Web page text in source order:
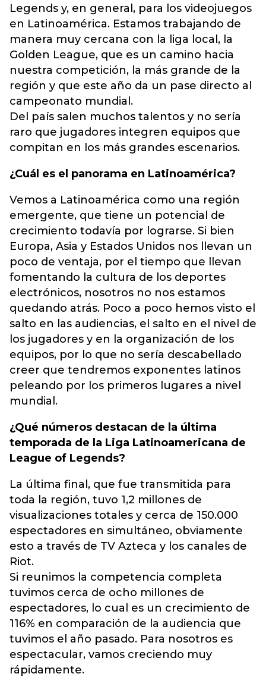
Legends y, en general, para los videojuegos
en Latinoamérica. Estamos trabajando de
manera muy cercana con la liga local, la
Golden League, que es un camino hacia
nuestra competición, la más grande de la
región y que este año da un pase directo al
campeonato mundial.
Del país salen muchos talentos y no sería
raro que jugadores integren equipos que
compitan en los más grandes escenarios.
¿Cuál es el panorama en Latinoamérica?
Vemos a Latinoamérica como una región
emergente, que tiene un potencial de
crecimiento todavía por lograrse. Si bien
Europa, Asia y Estados Unidos nos llevan un
poco de ventaja, por el tiempo que llevan
fomentando la cultura de los deportes
electrónicos, nosotros no nos estamos
quedando atrás. Poco a poco hemos visto el
salto en las audiencias, el salto en el nivel de
los jugadores y en la organización de los
equipos, por lo que no sería descabellado
creer que tendremos exponentes latinos
peleando por los primeros lugares a nivel
mundial.
¿Qué números destacan de la última
temporada de la Liga Latinoamericana de
League of Legends?
La última final, que fue transmitida para
toda la región, tuvo 1,2 millones de
visualizaciones totales y cerca de 150.000
espectadores en simultáneo, obviamente
esto a través de TV Azteca y los canales de
Riot.
Si reunimos la competencia completa
tuvimos cerca de ocho millones de
espectadores, lo cual es un crecimiento de
116% en comparación de la audiencia que
tuvimos el año pasado. Para nosotros es
espectacular, vamos creciendo muy
rápidamente.